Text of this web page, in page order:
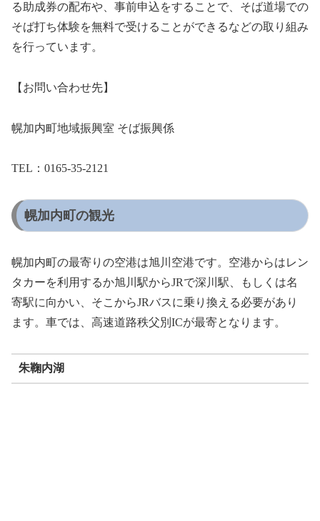
る助成券の配布や、事前申込をすることで、そば道場での
そば打ち体験を無料で受けることができるなどの取り組み
を行っています。
【お問い合わせ先】
幌加内町地域振興室 そば振興係
TEL：0165-35-2121
幌加内町の観光
幌加内町の最寄りの空港は旭川空港です。空港からはレン
タカーを利用するか旭川駅からJRで深川駅、もしくは名
寄駅に向かい、そこからJRバスに乗り換える必要があり
ます。車では、高速道路秩父別ICが最寄となります。
朱鞠内湖